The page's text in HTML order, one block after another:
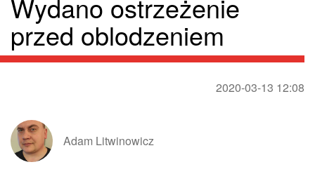
Wydano ostrzeżenie
przed oblodzeniem
2020-03-13 12:08
Adam Litwinowicz